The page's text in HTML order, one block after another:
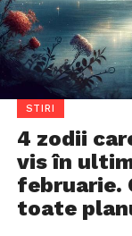
STIRI
4 zodii
vis în
februarie.
toate